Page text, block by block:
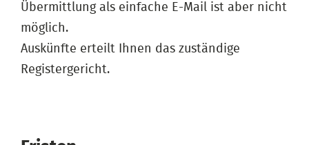
Übermittlung als einfache E-Mail ist aber nicht
möglich.
Auskünfte erteilt Ihnen das zuständige
Registergericht.